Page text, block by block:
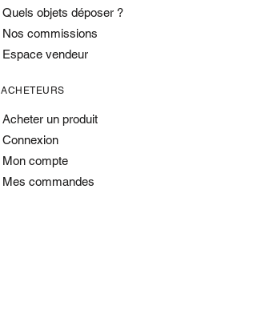
Quels objets déposer ?
Nos commissions
Espace vendeur
ACHETEURS
Acheter un produit
Connexion
Mon compte
Mes commandes